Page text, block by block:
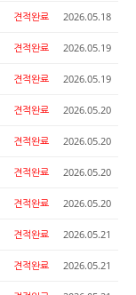
견적완료 2026.05.18
견적완료 2026.05.19
견적완료 2026.05.19
견적완료 2026.05.20
견적완료 2026.05.20
견적완료 2026.05.20
견적완료 2026.05.20
견적완료 2026.05.21
견적완료 2026.05.21